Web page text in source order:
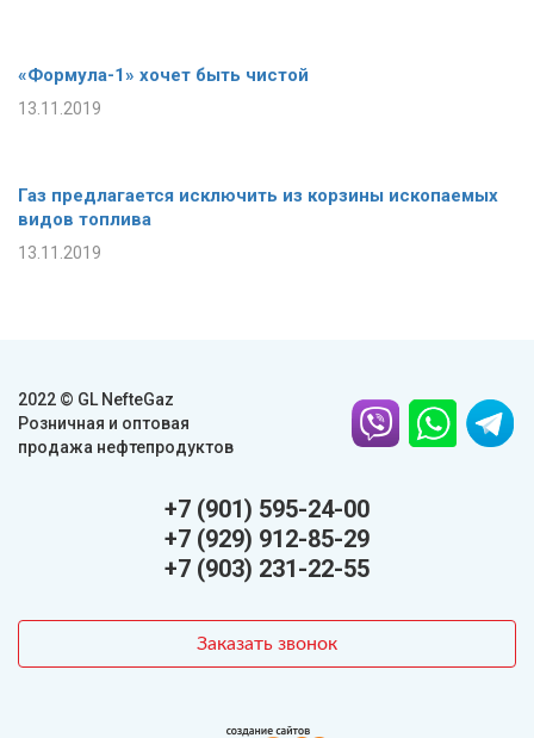
«Формула-1» хочет быть чистой
13.11.2019
Газ предлагается исключить из корзины ископаемых
видов топлива
13.11.2019
2022 © GL NefteGaz
Розничная и оптовая
продажа нефтепродуктов
+7 (901) 595-24-00
+7 (929) 912-85-29
+7 (903) 231-22-55
Заказать звонок